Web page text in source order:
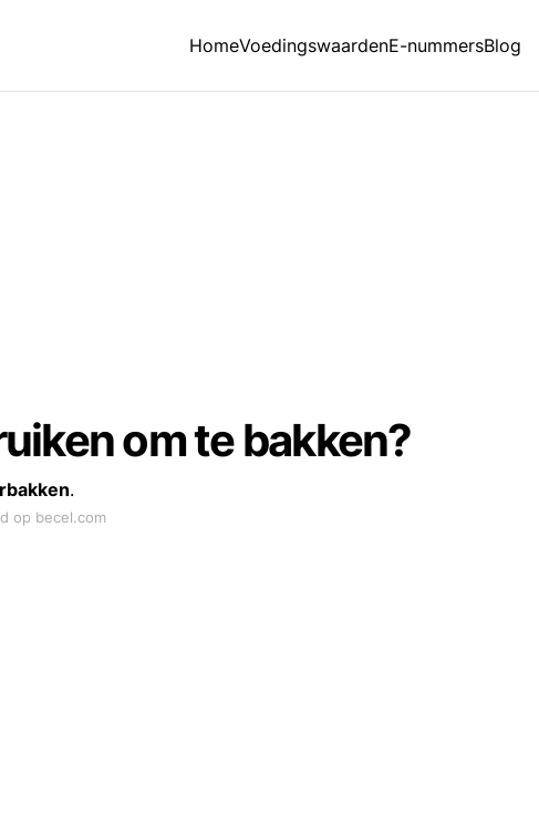
HomeVoedingswaardenE-nummersBlog
om te bakken?
.
op becel.com